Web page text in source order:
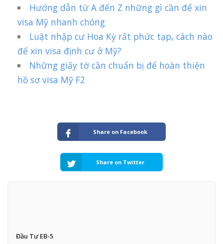
Hướng dẫn từ A đến Z những gì cần để xin
visa Mỹ nhanh chóng
Luật nhập cư Hoa Kỳ rất phức tạp, cách nào
để xin visa định cư ở Mỹ?
Những giấy tờ cần chuẩn bị để hoàn thiện
hồ sơ visa Mỹ F2
Share on Facebook
Share on Twitter
Đầu Tư EB-5